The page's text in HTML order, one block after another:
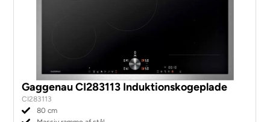
Gaggenau CI283113 Induktionskogeplade
CI283113
80 cm